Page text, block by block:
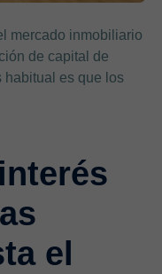
mercado inmobiliario
de capital de
habitual es que los
el